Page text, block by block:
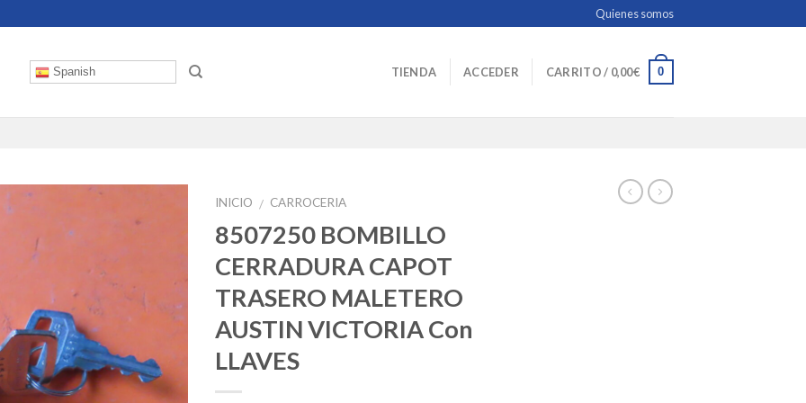
Quienes somos
Spanish TIENDA ACCEDER CARRITO / 0,00€ 0
INICIO / CARROCERIA
8507250 BOMBILLO
CERRADURA CAPOT
TRASERO MALETERO
AUSTIN VICTORIA Con
LLAVES